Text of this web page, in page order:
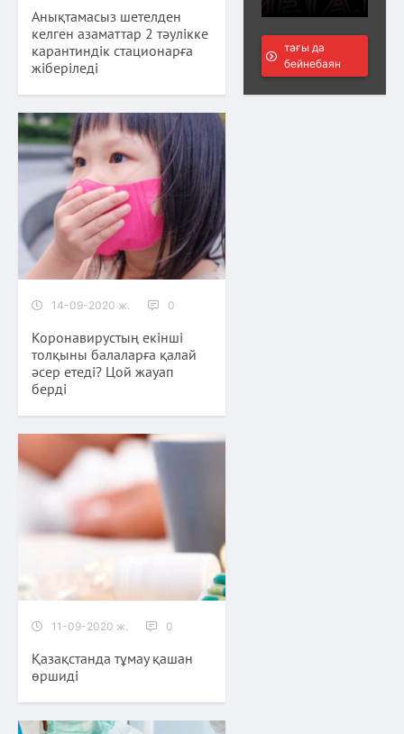
Анықтамасыз шетелден
келген азаматтар 2 тәулікке
карантиндік стационарға
жіберіледі
14-09-2020 ж. 0
Коронавирустың екінші
толқыны балаларға қалай
әсер етеді? Цой жауап
берді
11-09-2020 ж. 0
Қазақстанда тұмау қашан
өршиді
тағы да
бейнебаян